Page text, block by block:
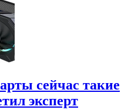
сейчас такие
эксперт